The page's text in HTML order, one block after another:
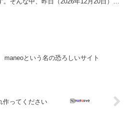
maneoという名の恐ろしいサイト
作ってください